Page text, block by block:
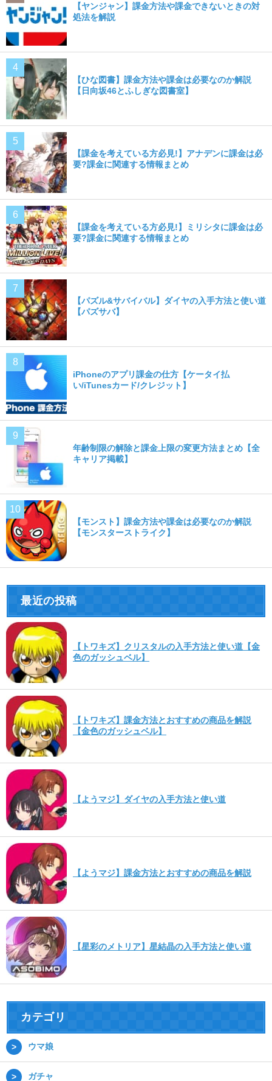
【ヤンジャン】課金方法や課金できないときの対
処法を解説
【ひな図書】課金方法や課金は必要なのか解説
【日向坂46とふしぎな図書室】
【課金を考えている方必見!】アナデンに課金は必
要?課金に関連する情報まとめ
【課金を考えている方必見!】ミリシタに課金は必
要?課金に関連する情報まとめ
【パズル&サバイバル】ダイヤの入手方法と使い道
【パズサバ】
iPhoneのアプリ課金の仕方【ケータイ払
い/iTunesカード/クレジット】
年齢制限の解除と課金上限の変更方法まとめ【全
キャリア掲載】
【モンスト】課金方法や課金は必要なのか解説
【モンスターストライク】
最近の投稿
【トワキズ】クリスタルの入手方法と使い道【金
色のガッシュベル】
【トワキズ】課金方法とおすすめの商品を解説
【金色のガッシュベル】
【ようマジ】ダイヤの入手方法と使い道
【ようマジ】課金方法とおすすめの商品を解説
【星彩のメトリア】星結晶の入手方法と使い道
カテゴリ
ウマ娘
ガチャ